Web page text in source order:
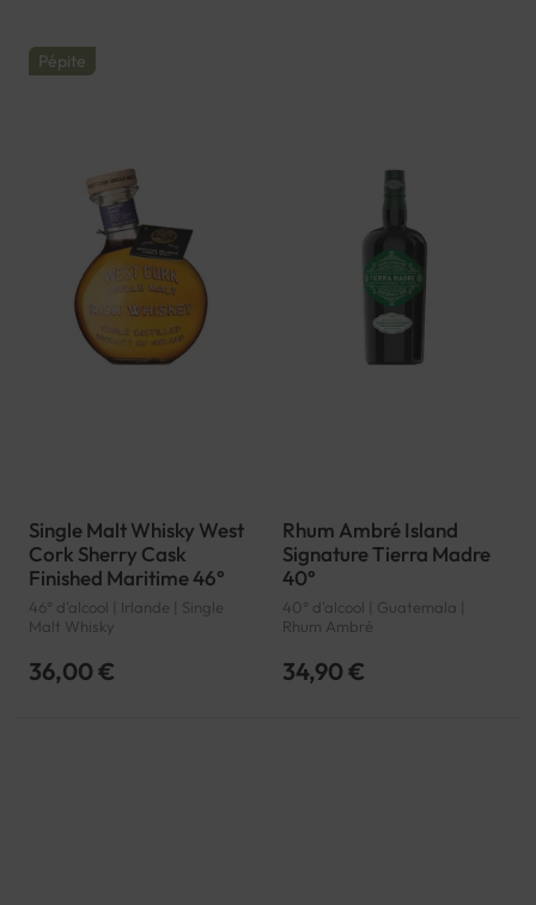
Pépite
Single Malt Whisky West
Cork Sherry Cask
Finished Maritime 46°
46° d'alcool | Irlande | Single
Malt Whisky
36,00 €
Rhum Ambré Island
Signature Tierra Madre
40°
40° d'alcool | Guatemala |
Rhum Ambré
34,90 €